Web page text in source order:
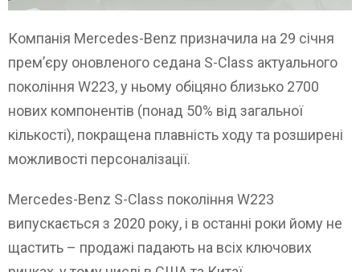
Компанія Mercedes-Benz призначила на 29 січня
прем’єру оновленого седана S-Class актуального
покоління W223, у ньому обіцяно близько 2700
нових компонентів (понад 50% від загальної
кількості), покращена плавність ходу та розширені
можливості персоналізації.
Mercedes-Benz S-Class покоління W223
випускається з 2020 року, і в останні роки йому не
щастить – продажі падають на всіх ключових